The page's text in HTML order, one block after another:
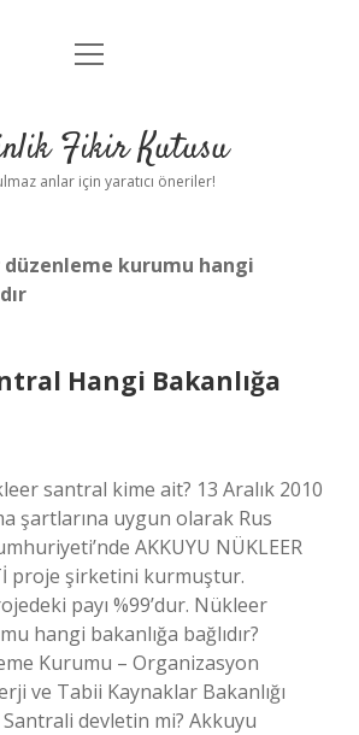
Anasayfa
Yasal Uyarı
menüyü
Fikir Kutusu
anlar için yaratıcı öneriler!
kurumu hangi
Hangi Bakanlığa
santral kime ait? 13 Aralık 2010
şartlarına uygun olarak Rus
AKKUYU NÜKLEER
proje şirketini kurmuştur.
payı %99’dur. Nükleer
hangi bakanlığa bağlıdır?
Kurumu – Organizasyon
ve Tabii Kaynaklar Bakanlığı
devletin mi? Akkuyu